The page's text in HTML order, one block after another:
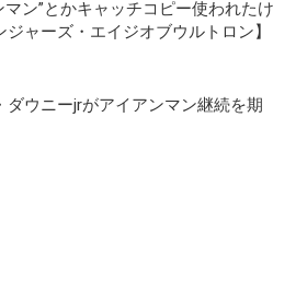
ン”とかキャッチコピー使われたけ
ャーズ・エイジオブウルトロン】
ウニーjrがアイアンマン継続を期